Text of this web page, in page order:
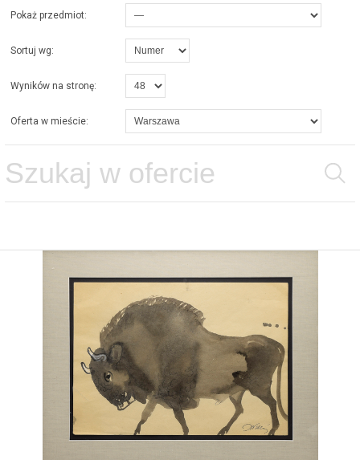
Pokaż przedmiot:
Sortuj wg:
Wyników na stronę:
Oferta w mieście: